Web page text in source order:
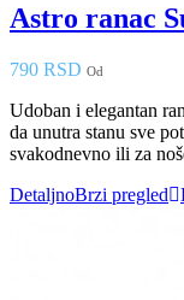
Astro ranac
790 RSD Od
Udoban i elegantan
da unutra stanu sve
svakodnevno ili za
DetaljnoBrzi pregled